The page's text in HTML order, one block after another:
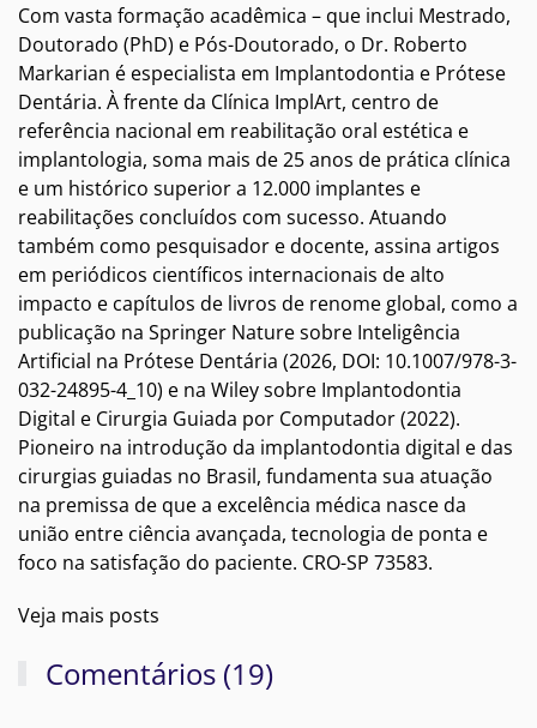
Com vasta formação acadêmica – que inclui Mestrado,
Doutorado (PhD) e Pós-Doutorado, o Dr. Roberto
Markarian é especialista em Implantodontia e Prótese
Dentária. À frente da Clínica ImplArt, centro de
referência nacional em reabilitação oral estética e
implantologia, soma mais de 25 anos de prática clínica
e um histórico superior a 12.000 implantes e
reabilitações concluídos com sucesso. Atuando
também como pesquisador e docente, assina artigos
em periódicos científicos internacionais de alto
impacto e capítulos de livros de renome global, como a
publicação na Springer Nature sobre Inteligência
Artificial na Prótese Dentária (2026, DOI: 10.1007/978-3-
032-24895-4_10) e na Wiley sobre Implantodontia
Digital e Cirurgia Guiada por Computador (2022).
Pioneiro na introdução da implantodontia digital e das
cirurgias guiadas no Brasil, fundamenta sua atuação
na premissa de que a excelência médica nasce da
união entre ciência avançada, tecnologia de ponta e
foco na satisfação do paciente. CRO-SP 73583.
Veja mais posts
Comentários (19)